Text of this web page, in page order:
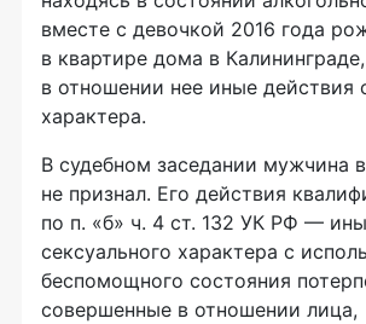
вместе с девочкой 2016 года
в квартире дома в
в отношении нее иные действия
характера.
В судебном заседании мужчина
не признал. Его действия
по п. «б» ч. 4 ст. 132 УК РФ —
сексуального характера с
беспомощного состояния
совершенные в отношении лица,